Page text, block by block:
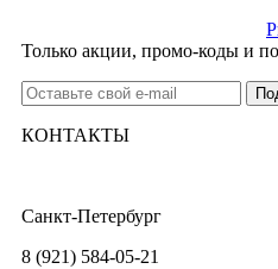
Только акции, промо-коды и
КОНТАКТЫ
Санкт-Петербург
8 (921) 584-05-21